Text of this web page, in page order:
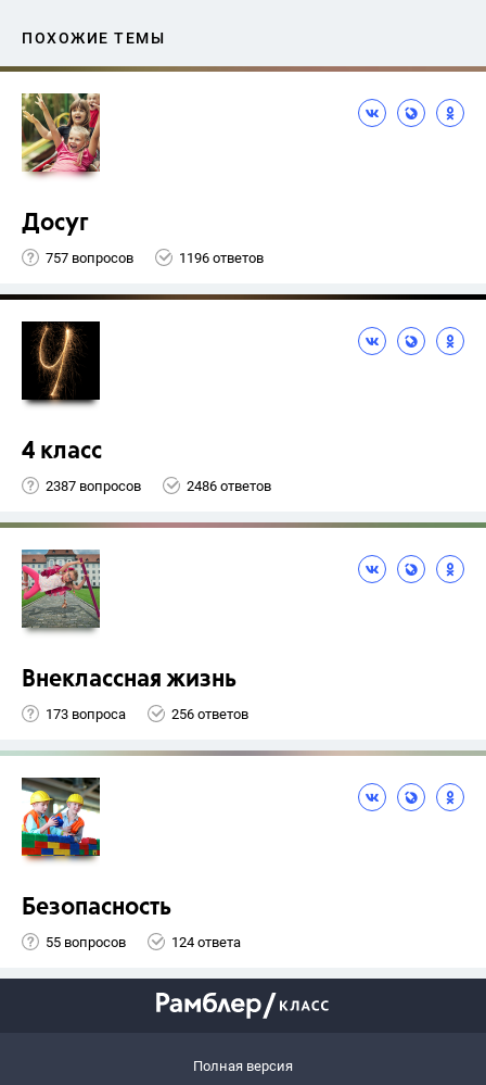
ПОХОЖИЕ ТЕМЫ
Досуг
757 вопросов 1196 ответов
4 класс
2387 вопросов 2486 ответов
Внеклассная жизнь
173 вопроса 256 ответов
Безопасность
55 вопросов 124 ответа
Полная версия